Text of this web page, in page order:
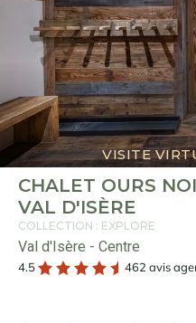
CHALET OURS
VAL D'ISÈRE
COLLECTION : EXPLORE
Val d'Isère - Centre
VISITE
4.5 462 avis